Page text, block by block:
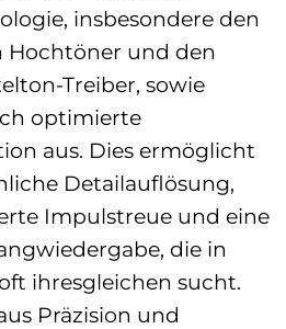
insbesondere den
Hochtöner und den
Treiber, sowie
optimierte
aus. Dies ermöglicht
Detailauflösung,
Impulstreue und eine
die in
ihresgleichen sucht.
Präzision und